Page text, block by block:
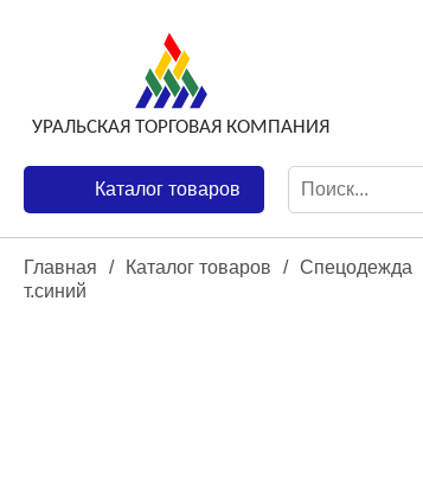
Каталог товаров
Главная / Каталог товаров / Спецодежда
т.синий